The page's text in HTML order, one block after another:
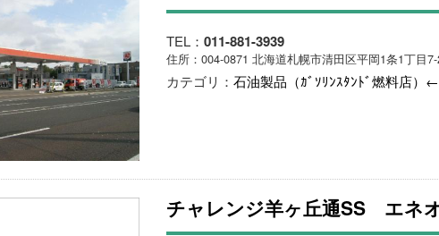
TEL： 011-881-3939
住所：004-0871 北海道札幌市清田区平岡1条1丁目
カテゴリ： 石油製品（ｶﾞｿﾘﾝｽﾀﾝﾄﾞ燃料店）
チャレンジ羊ヶ丘通SS エネ